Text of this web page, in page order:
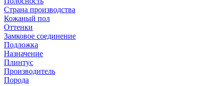
Страна производства
Кожаный пол
Оттенки
Замковое соединение
Подложка
Назначение
Плинтус
Производитель
Порода